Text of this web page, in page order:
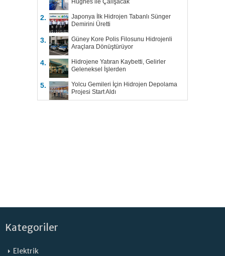
2.
Japonya İlk Hidrojen Tabanlı Sünger
Demirini Üretti
3.
Güney Kore Polis Filosunu Hidrojenli
Araçlara Dönüştürüyor
4.
Hidrojene Yatıran Kaybetti, Gelirler
Geleneksel İşlerden
5.
Yolcu Gemileri İçin Hidrojen Depolama
Projesi Start Aldı
Kategoriler
Elektrik